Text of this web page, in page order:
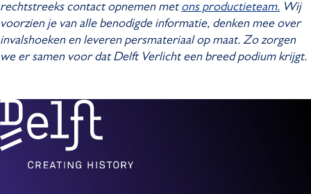
rechtstreeks contact opnemen metons productieteam. Wij
voorzien je van alle benodigde informatie, denken mee over
invalshoeken en leveren persmateriaal op maat. Zo zorgen
we er samen voor dat Delft Verlicht een breed podium krijgt.